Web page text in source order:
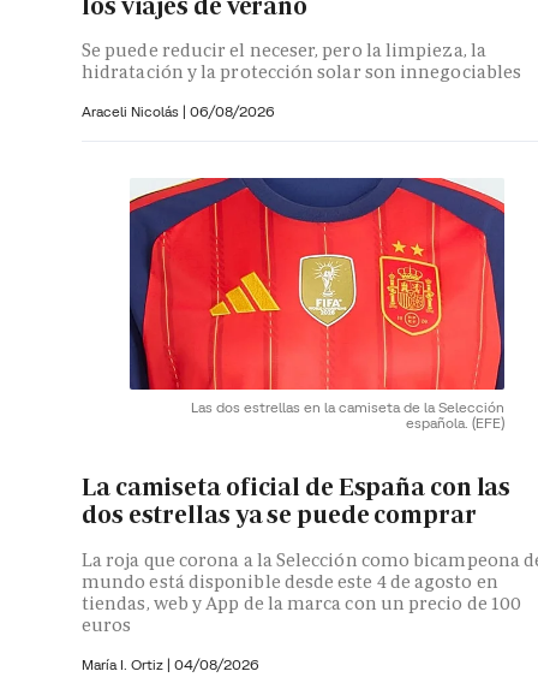
Se puede reducir el neceser, pero la limpieza, la
hidratación y la protección solar son innegociables
Araceli Nicolás | 06/08/2026
Las dos estrellas en la camiseta de la Selección
española. (EFE)
La camiseta oficial de España con las
dos estrellas ya se puede comprar
La roja que corona a la Selección como bicampeona
mundo está disponible desde este 4 de agosto en
tiendas, web y App de la marca con un precio de 100
euros
María I. Ortiz | 04/08/2026